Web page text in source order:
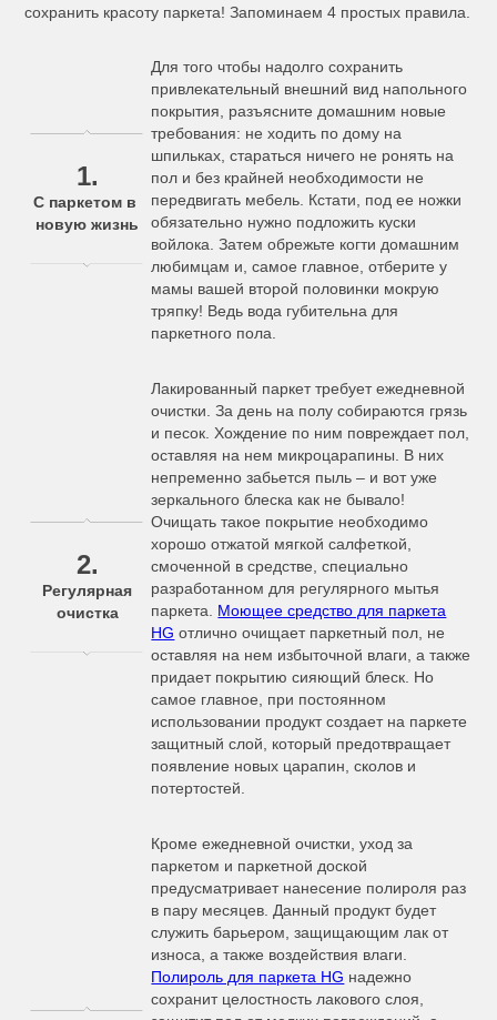
сохранить красоту паркета! Запоминаем 4 простых правила.
1.
C паркетом в
новую жизнь
Для того чтобы надолго сохранить
привлекательный внешний вид напольного
покрытия, разъясните домашним новые
требования: не ходить по дому на
шпильках, стараться ничего не ронять на
пол и без крайней необходимости не
передвигать мебель. Кстати, под ее ножки
обязательно нужно подложить куски
войлока. Затем обрежьте когти домашним
любимцам и, самое главное, отберите у
мамы вашей второй половинки мокрую
тряпку! Ведь вода губительна для
паркетного пола.
2.
Регулярная
очистка
Лакированный паркет требует ежедневной
очистки. За день на полу собираются грязь
и песок. Хождение по ним повреждает пол,
оставляя на нем микроцарапины. В них
непременно забьется пыль – и вот уже
зеркального блеска как не бывало!
Очищать такое покрытие необходимо
хорошо отжатой мягкой салфеткой,
смоченной в средстве, специально
разработанном для регулярного мытья
паркета. Моющее средство для паркета
HG отлично очищает паркетный пол, не
оставляя на нем избыточной влаги, а также
придает покрытию сияющий блеск. Но
самое главное, при постоянном
использовании продукт создает на паркете
защитный слой, который предотвращает
появление новых царапин, сколов и
потертостей.
Кроме ежедневной очистки, уход за
паркетом и паркетной доской
предусматривает нанесение полироля раз
в пару месяцев. Данный продукт будет
служить барьером, защищающим лак от
износа, а также воздействия влаги.
Полироль для паркета HG надежно
сохранит целостность лакового слоя,